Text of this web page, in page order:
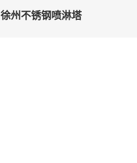
徐州不锈钢喷淋塔